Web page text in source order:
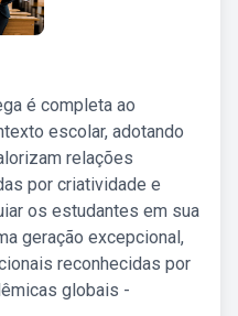
é completa ao
escolar, adotando
relações
por criatividade e
os estudantes em sua
geração excepcional,
reconhecidas por
globais -